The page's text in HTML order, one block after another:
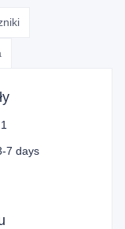
1
7 days